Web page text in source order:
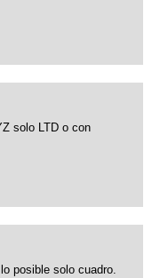
solo LTD o con
posible solo cuadro.